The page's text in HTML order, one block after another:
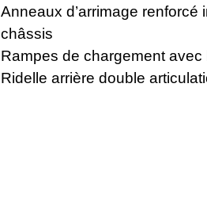
Anneaux d’arrimage renforcé
châssis
Rampes de chargement
Ridelle arrière double